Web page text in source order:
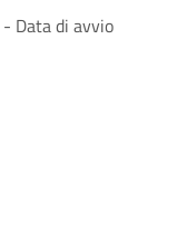
Data di avvio